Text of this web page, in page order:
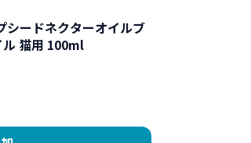
シードネクターオイルブ
ル 猫用 100ml